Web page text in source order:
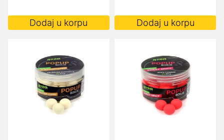
Dodaj u korpu Dodaj u korpu